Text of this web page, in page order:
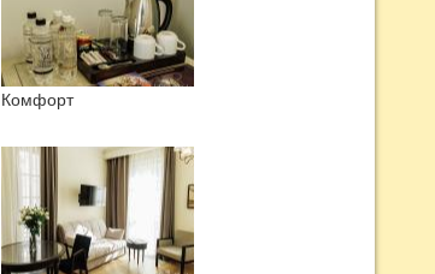
Комфорт